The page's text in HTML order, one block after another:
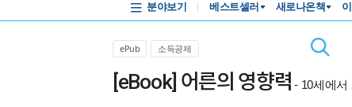
분야보기 베스트셀러 새로나온책
ePub 소득공제
[eBook] 어른의 영향력 - 10세에서